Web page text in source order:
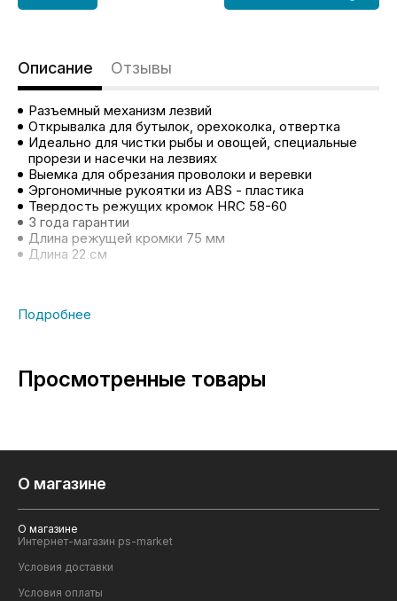
Описание Отзывы
Разъемный механизм лезвий
Открывалка для бутылок, орехоколка, отвертка
Идеально для чистки рыбы и овощей, специальные
прорези и насечки на лезвиях
Выемка для обрезания проволоки и веревки
Эргономичные рукоятки из ABS - пластика
Твердость режущих кромок HRC 58-60
3 года гарантии
Длина режущей кромки 75 мм
Длина 22 см
Просмотренные товары
О магазине
О магазине
Интернет-магазин ps-market
Условия доставки
Условия оплаты